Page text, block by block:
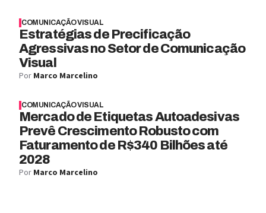
COMUNICAÇÃO VISUAL
Estratégias de Precificação
Agressivas no Setor de Comunicação
Visual
Por Marco Marcelino
COMUNICAÇÃO VISUAL
Mercado de Etiquetas Autoadesivas
Prevê Crescimento Robusto com
Faturamento de R$340 Bilhões até
2028
Por Marco Marcelino